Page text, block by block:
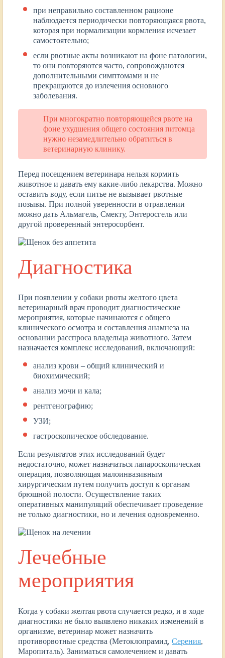
при неправильно составленном рационе
наблюдается периодически повторяющаяся рвота,
которая при нормализации кормления исчезает
самостоятельно;
если рвотные акты возникают на фоне патологии,
то они повторяются часто, сопровождаются
дополнительными симптомами и не
прекращаются до излечения основного
заболевания.
При многократно повторяющейся рвоте на
фоне ухудшения общего состояния питомца
нужно незамедлительно обратиться в
ветеринарную клинику.
Перед посещением ветеринара нельзя кормить
животное и давать ему какие-либо лекарства. Можно
оставить воду, если питье не вызывает рвотные
позывы. При полной уверенности в отравлении
можно дать Альмагель, Смекту, Энтеросгель или
другой проверенный энтеросорбент.
Диагностика
При появлении у собаки рвоты желтого цвета
ветеринарный врач проводит диагностические
мероприятия, которые начинаются с общего
клинического осмотра и составления анамнеза на
основании расспроса владельца животного. Затем
назначается комплекс исследований, включающий:
анализ крови – общий клинический и
биохимический;
анализ мочи и кала;
рентгенографию;
УЗИ;
гастроскопическое обследование.
Если результатов этих исследований будет
недостаточно, может назначаться лапароскопическая
операция, позволяющая малоинвазивным
хирургическим путем получить доступ к органам
брюшной полости. Осуществление таких
оперативных манипуляций обеспечивает проведение
не только диагностики, но и лечения одновременно.
Лечебные
мероприятия
Когда у собаки желтая рвота случается редко, и в ходе
диагностики не было выявлено никаких изменений в
организме, ветеринар может назначить
противорвотные средства (Метоклопрамид, Серения,
Маропиталь). Заниматься самолечением и давать